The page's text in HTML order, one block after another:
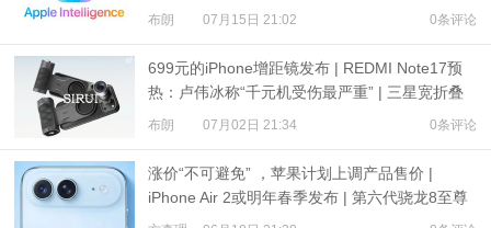
布朗 07月15日 21:02 0条评论
699元的iPhone增距镜发布 | REDMI Note17预
热：卢伟冰称“千元机受伤最严重” | 三星宽折叠
或7月22日发布
布朗 07月02日 21:34 0条评论
涨价“不可避免” ，苹果计划上调产品售价 |
iPhone Air 2或明年春季发布 | 第六代骁龙8至尊
版Pro样品清单：有两种内存